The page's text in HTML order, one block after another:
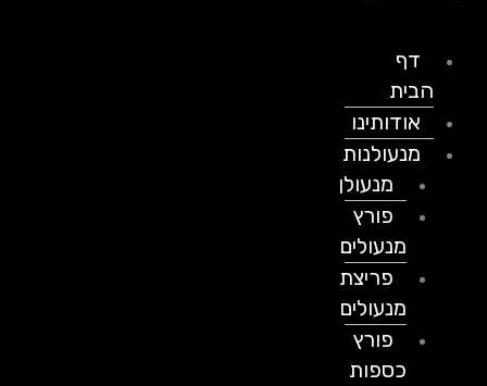
דף
הבית
אודותינו
מנעולנות
מנעולן
פורץ
מנעולים
פריצת
מנעולים
פורץ
כספות